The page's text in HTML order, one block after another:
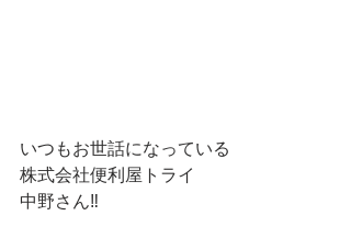
いつもお世話になっている
株式会社便利屋トライ
中野さん‼️